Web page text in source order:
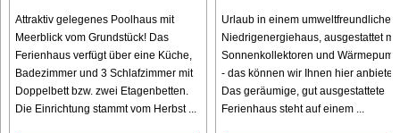
Attraktiv gelegenes Poolhaus mit
Meerblick vom Grundstück! Das
Ferienhaus verfügt über eine Küche,
Badezimmer und 3 Schlafzimmer mit
Doppelbett bzw. zwei Etagenbetten.
Die Einrichtung stammt vom Herbst ...
Urlaub in einem umweltfreundlichen
Niedrigenergiehaus, ausgestattet mit
Sonnenkollektoren und
- das können wir Ihnen hier
Das geräumige, gut ausgestattete
Ferienhaus steht auf einem ...